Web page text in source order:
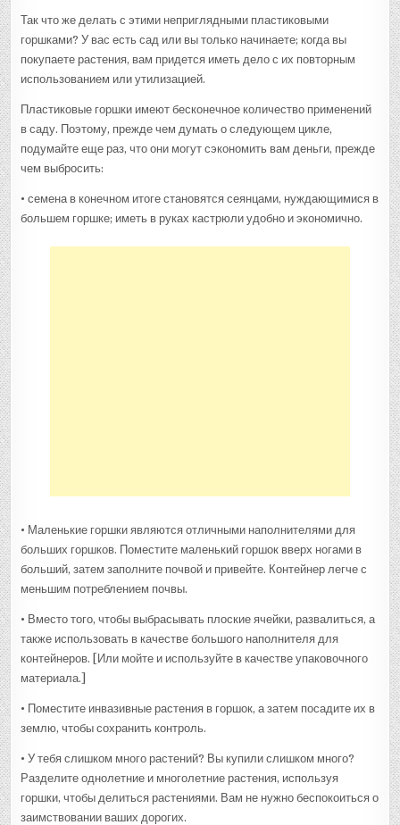
Так что же делать с этими неприглядными пластиковыми
горшками? У вас есть сад или вы только начинаете; когда вы
покупаете растения, вам придется иметь дело с их повторным
использованием или утилизацией.
Пластиковые горшки имеют бесконечное количество применений
в саду. Поэтому, прежде чем думать о следующем цикле,
подумайте еще раз, что они могут сэкономить вам деньги, прежде
чем выбросить:
• семена в конечном итоге становятся сеянцами, нуждающимися в
большем горшке; иметь в руках кастрюли удобно и экономично.
• Маленькие горшки являются отличными наполнителями для
больших горшков. Поместите маленький горшок вверх ногами в
больший, затем заполните почвой и привейте. Контейнер легче с
меньшим потреблением почвы.
• Вместо того, чтобы выбрасывать плоские ячейки, развалиться, а
также использовать в качестве большого наполнителя для
контейнеров. [Или мойте и используйте в качестве упаковочного
материала.]
• Поместите инвазивные растения в горшок, а затем посадите их в
землю, чтобы сохранить контроль.
• У тебя слишком много растений? Вы купили слишком много?
Разделите однолетние и многолетние растения, используя
горшки, чтобы делиться растениями. Вам не нужно беспокоиться о
заимствовании ваших дорогих.